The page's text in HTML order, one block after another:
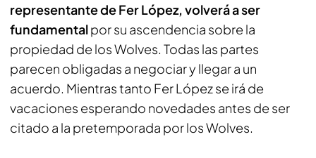
representante de Fer López, volverá a ser
fundamentalpor su ascendencia sobre la
propiedad de los Wolves. Todas las partes
parecen obligadas a negociar y llegar a un
acuerdo. Mientras tanto Fer López se irá de
vacaciones esperando novedades antes de ser
citado a la pretemporada por los Wolves.